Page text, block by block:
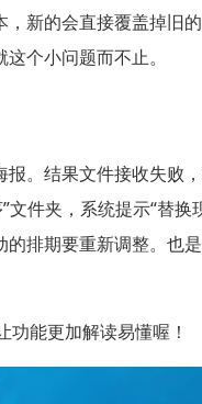
新的会直接覆盖掉旧
个小问题而不止。
。结果文件接收失败
件夹，系统提示“替
的排期要重新调整。
能更加解读易懂喔！